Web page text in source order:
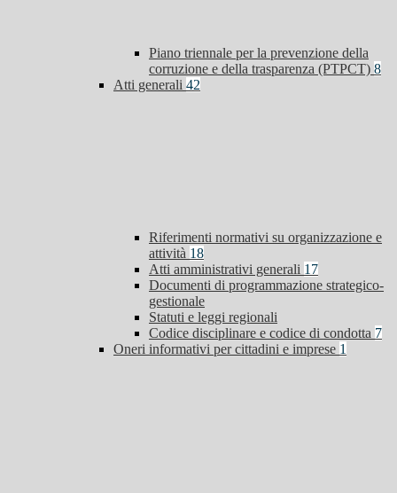
Piano triennale per la prevenzione della
corruzione e della trasparenza (PTPCT) 8
Atti generali 42
Riferimenti normativi su organizzazione e
attività 18
Atti amministrativi generali 17
Documenti di programmazione strategico-
gestionale
Statuti e leggi regionali
Codice disciplinare e codice di condotta 7
Oneri informativi per cittadini e imprese 1